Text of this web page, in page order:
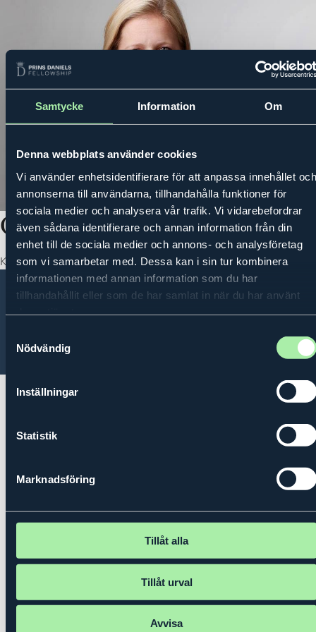
Samtycke Information Om
Denna webbplats använder cookies
Vi använder enhetsidentifierare för att anpassa innehållet och
annonserna till användarna, tillhandahålla funktioner för
sociala medier och analysera vår trafik. Vi vidarebefordrar
även sådana identifierare och annan information från din
enhet till de sociala medier och annons- och analysföretag
som vi samarbetar med. Dessa kan i sin tur kombinera
informationen med annan information som du har
tillhandahållit eller som de har samlat in när du har använt
Nödvändig
Inställningar
Statistik
Marknadsföring
Tillåt alla
Tillåt urval
Avvisa
MENY
Cristina Stenbeck
Kinnevik
Om ossKontaktIntegritetspolicy
© 2026 Kungl. Ingenjörsvetenskapsakademien (IVA)